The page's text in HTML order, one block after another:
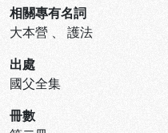
相關專有名詞
大本營 、 護法
出處
國父全集
冊數